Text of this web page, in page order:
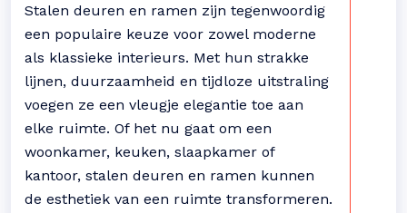
Stalen deuren en ramen zijn tegenwoordig
een populaire keuze voor zowel moderne
als klassieke interieurs. Met hun strakke
lijnen, duurzaamheid en tijdloze uitstraling
voegen ze een vleugje elegantie toe aan
elke ruimte. Of het nu gaat om een
woonkamer, keuken, slaapkamer of
kantoor, stalen deuren en ramen kunnen
de esthetiek van een ruimte transformeren.